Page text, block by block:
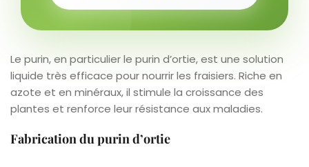
Le purin, en particulier le purin d’ortie, est une solution
liquide très efficace pour nourrir les fraisiers. Riche en
azote et en minéraux, il stimule la croissance des
plantes et renforce leur résistance aux maladies.
Fabrication du purin d’ortie